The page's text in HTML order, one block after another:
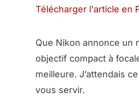
Télécharger l'article en
Que Nikon annonce un
objectif compact à
meilleure. J’attendais
vous servir.